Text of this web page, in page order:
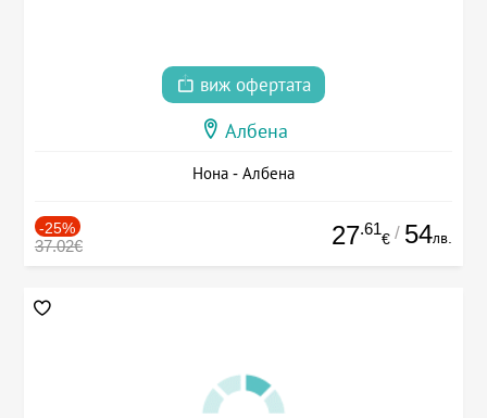
виж офертата
Албена
Нона - Албена
-25%
37.02€ 27.61
€ / 54лв.